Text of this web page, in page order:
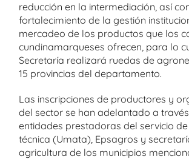
reducción en la intermediación, así
fortalecimiento de la gestión
mercadeo de los productos que los
cundinamarqueses ofrecen, para lo
Secretaría realizará ruedas de
15 provincias del departamento.
Las inscripciones de productores y
del sector se han adelantado a
entidades prestadoras del servicio
técnica (Umata), Epsagros y
agricultura de los municipios